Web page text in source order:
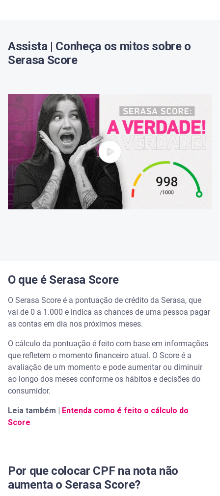
Como consultar o Serasa Score?
Assista | Conheça os mitos sobre o
Serasa Score
O que é Serasa Score
O Serasa Score é a pontuação de crédito da Serasa, que
vai de 0 a 1.000 e indica as chances de uma pessoa pagar
as contas em dia nos próximos meses.
O cálculo da pontuação é feito com base em informações
que refletem o momento financeiro atual. O Score é a
avaliação de um momento e pode aumentar ou diminuir
ao longo dos meses conforme os hábitos e decisões do
consumidor.
Leia também |
Entenda como é feito o cálculo do
Score
Por que colocar CPF na nota não
aumenta o Serasa Score?